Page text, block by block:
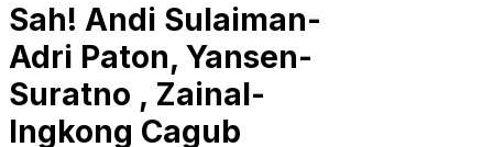
Sah! Andi Sulaiman-
Adri Paton, Yansen-
Suratno , Zainal-
Ingkong Cagub